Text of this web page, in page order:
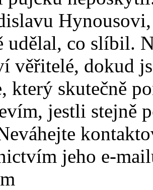
udělal, co slíbil.
věřitelé, dokud
který skutečně
jestli stejně
jeho e-